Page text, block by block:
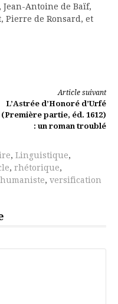
Jean-Antoine de Baïf,
Pierre de Ronsard, et
Article suivant
L’Astrée d’Honoré d’Urfé
(Première partie, éd. 1612)
: un roman troublé
, Linguistique,
, rhétorique,
, versification